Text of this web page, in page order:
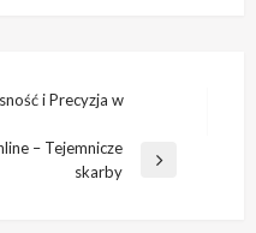
i Precyzja w
– Tejemnicze
skarby